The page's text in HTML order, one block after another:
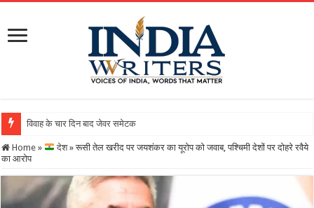
विवाह के चार दिन बाद जेवर समेटकर दुल्हन फरार, परिवार ने लगाया ठ
Home » देश » रूसी तेल खरीद पर जयशंकर का यूरोप को जवाब, पश्चिमी देशों पर दोहरे रवैये
का आरोप